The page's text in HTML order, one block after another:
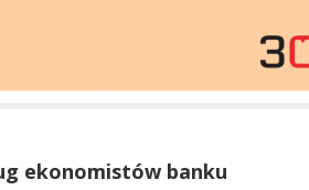
ekonomistów banku